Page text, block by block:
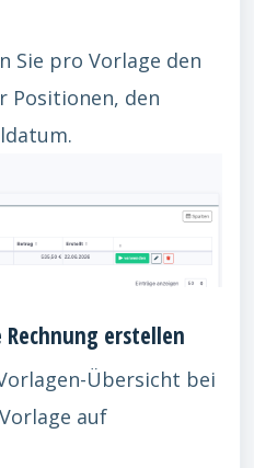
Sie pro Vorlage den
Positionen, den
erstellen
Übersicht bei
auf